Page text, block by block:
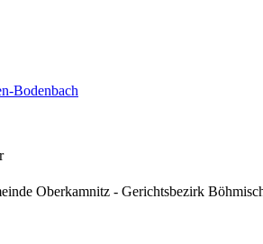
Bodenbach
Oberkamnitz - Gerichtsbezirk